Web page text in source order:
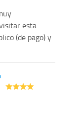
esta
(de pago) y